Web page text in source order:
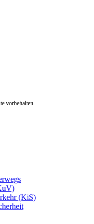
vorbehalten.
(KiS)